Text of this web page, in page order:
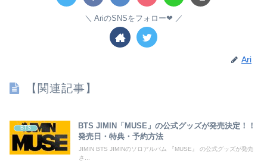
AriのSNSをフォロー❤︎
Ari
【関連記事】
BTS
BTS JIMIN「MUSE」の公式グッズが発売決定！！
発売日・特典・予約方法
JIMIN BTS JIMINのソロアルバム 『MUSE』 の公式グッズが発売
さ...